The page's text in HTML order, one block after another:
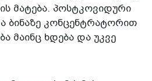
მატება. პოსტკოვიდური
ბინაზე კონცენტრატორით
მაინც ხდება და უკვე